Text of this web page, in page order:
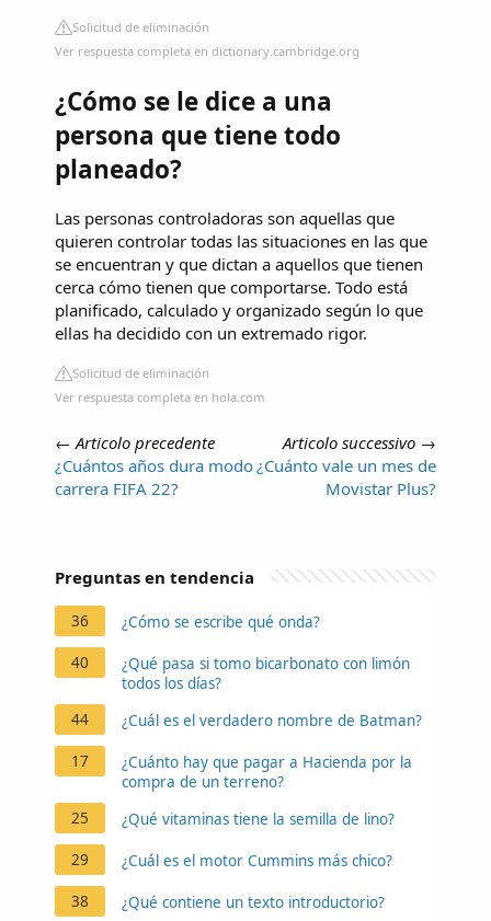
Solicitud de eliminación
Ver respuesta completa en dictionary.cambridge.org
¿Cómo se le dice a una
persona que tiene todo
planeado?
Las personas controladoras son aquellas que
quieren controlar todas las situaciones en las que
se encuentran y que dictan a aquellos que tienen
cerca cómo tienen que comportarse. Todo está
planificado, calculado y organizado según lo que
ellas ha decidido con un extremado rigor.
Solicitud de eliminación
Ver respuesta completa en hola.com
← Articolo precedente
¿Cuántos años dura modo
carrera FIFA 22?
Articolo successivo →
¿Cuánto vale un mes de
Movistar Plus?
Preguntas en tendencia
36 ¿Cómo se escribe qué onda?
40
¿Qué pasa si tomo bicarbonato con limón
todos los días?
44
¿Cuál es el verdadero nombre de Batman?
17
¿Cuánto hay que pagar a Hacienda por la
compra de un terreno?
25
¿Qué vitaminas tiene la semilla de lino?
29 ¿Cuál es el motor Cummins más chico?
38 ¿Qué contiene un texto introductorio?